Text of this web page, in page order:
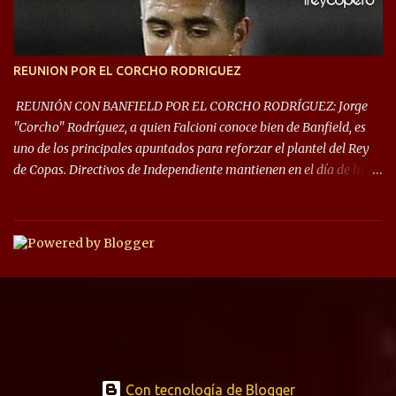
REUNION POR EL CORCHO RODRIGUEZ
REUNIÓN CON BANFIELD POR EL CORCHO RODRÍGUEZ: Jorge
"Corcho" Rodríguez, a quien Falcioni conoce bien de Banfield, es
uno de los principales apuntados para reforzar el plantel del Rey
de Copas. Directivos de Independiente mantienen en el día de hoy
préstamo con opción de compra pero, por lo que se sabe, Banfield
busca vender al menos el 50% del pase por una cifra cercana a los
1,5 millones de dólares. El volante central titular del Banfield y
de sus compañeros, realizó 17 infracciones y solo fue amonestado
Con tecnología de Blogger